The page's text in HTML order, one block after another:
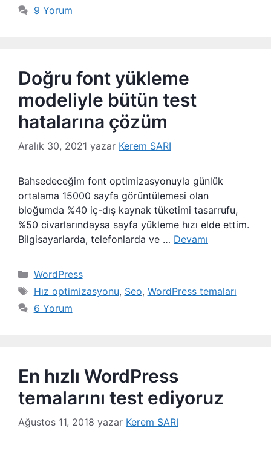
9 Yorum
Doğru font yükleme
modeliyle bütün test
hatalarına çözüm
Aralık 30, 2021 yazar Kerem SARI
Bahsedeceğim font optimizasyonuyla günlük
ortalama 15000 sayfa görüntülemesi olan
bloğumda %40 iç-dış kaynak tüketimi tasarrufu,
%50 civarlarındaysa sayfa yükleme hızı elde ettim.
Bilgisayarlarda, telefonlarda ve … Devamı
Kategoriler
WordPress
Etiketler
Hız optimizasyonu, Seo, WordPress temaları
6 Yorum
En hızlı WordPress
temalarını test ediyoruz
Ağustos 11, 2018 yazar Kerem SARI